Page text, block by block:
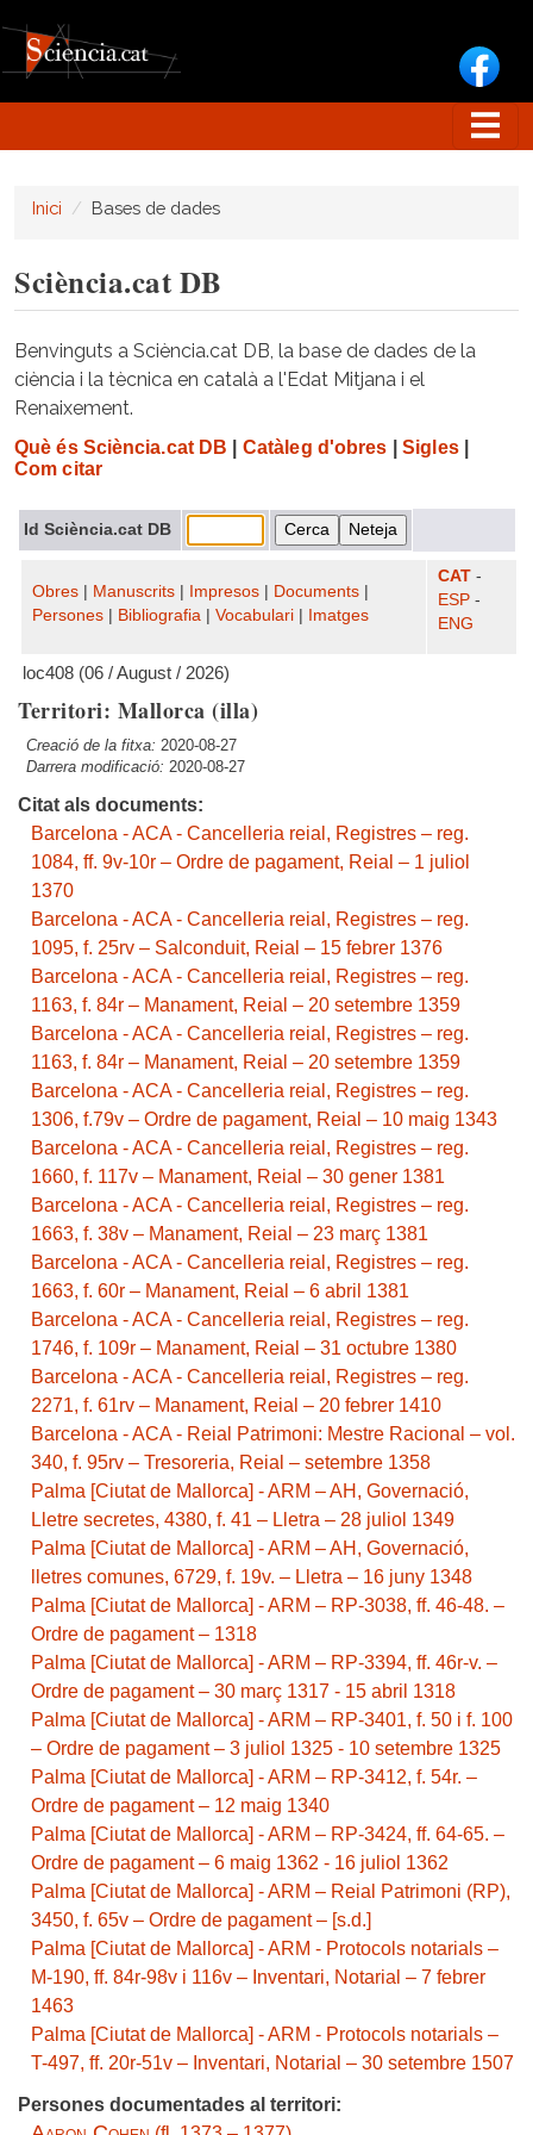
Inici Bases de dades
Sciència.cat DB
Benvinguts a Sciència.cat DB, la base de dades de la
ciència i la tècnica en català a l'Edat Mitjana i el
Renaixement.
Què és Sciència.cat DB Catàleg d'obres Sigles|
Com citar
Id Sciència.cat DB
Obres Manuscrits Impresos Documents
Persones
Bibliografia Vocabulari Imatges
CAT -
ESP -
ENG
loc408 (06 / August / 2026)
Territori: Mallorca (illa)
Creació de la fitxa: 2020-08-27
Darrera modificació: 2020-08-27
Citat als documents:
Barcelona - ACA - Cancelleria reial, Registres – reg.
1084, ff. 9v-10r – Ordre de pagament, Reial – 1 juliol
1370
Barcelona - ACA - Cancelleria reial, Registres – reg.
1095, f. 25rv – Salconduit, Reial – 15 febrer 1376
Barcelona - ACA - Cancelleria reial, Registres – reg.
1163, f. 84r – Manament, Reial – 20 setembre 1359
Barcelona - ACA - Cancelleria reial, Registres – reg.
1163, f. 84r – Manament, Reial – 20 setembre 1359
Barcelona - ACA - Cancelleria reial, Registres – reg.
1306, f.79v – Ordre de pagament, Reial – 10 maig 1343
Barcelona - ACA - Cancelleria reial, Registres – reg.
1660, f. 117v – Manament, Reial – 30 gener 1381
Barcelona - ACA - Cancelleria reial, Registres – reg.
1663, f. 38v – Manament, Reial – 23 març 1381
Barcelona - ACA - Cancelleria reial, Registres – reg.
1663, f. 60r – Manament, Reial – 6 abril 1381
Barcelona - ACA - Cancelleria reial, Registres – reg.
1746, f. 109r – Manament, Reial – 31 octubre 1380
Barcelona - ACA - Cancelleria reial, Registres – reg.
2271, f. 61rv – Manament, Reial – 20 febrer 1410
Barcelona - ACA - Reial Patrimoni: Mestre Racional – vol.
340, f. 95rv – Tresoreria, Reial – setembre 1358
Palma [Ciutat de Mallorca] - ARM – AH, Governació,
Lletre secretes, 4380, f. 41 – Lletra – 28 juliol 1349
Palma [Ciutat de Mallorca] - ARM – AH, Governació,
lletres comunes, 6729, f. 19v. – Lletra – 16 juny 1348
Palma [Ciutat de Mallorca] - ARM – RP-3038, ff. 46-48. –
Ordre de pagament – 1318
Palma [Ciutat de Mallorca] - ARM – RP-3394, ff. 46r-v. –
Ordre de pagament – 30 març 1317 - 15 abril 1318
Palma [Ciutat de Mallorca] - ARM – RP-3401, f. 50 i f. 100
– Ordre de pagament – 3 juliol 1325 - 10 setembre 1325
Palma [Ciutat de Mallorca] - ARM – RP-3412, f. 54r. –
Ordre de pagament – 12 maig 1340
Palma [Ciutat de Mallorca] - ARM – RP-3424, ff. 64-65. –
Ordre de pagament – 6 maig 1362 - 16 juliol 1362
Palma [Ciutat de Mallorca] - ARM – Reial Patrimoni (RP),
3450, f. 65v – Ordre de pagament – [s.d.]
Palma [Ciutat de Mallorca] - ARM - Protocols notarials –
M-190, ff. 84r-98v i 116v – Inventari, Notarial – 7 febrer
1463
Palma [Ciutat de Mallorca] - ARM - Protocols notarials –
T-497, ff. 20r-51v – Inventari, Notarial – 30 setembre 1507
Persones documentades al territori: